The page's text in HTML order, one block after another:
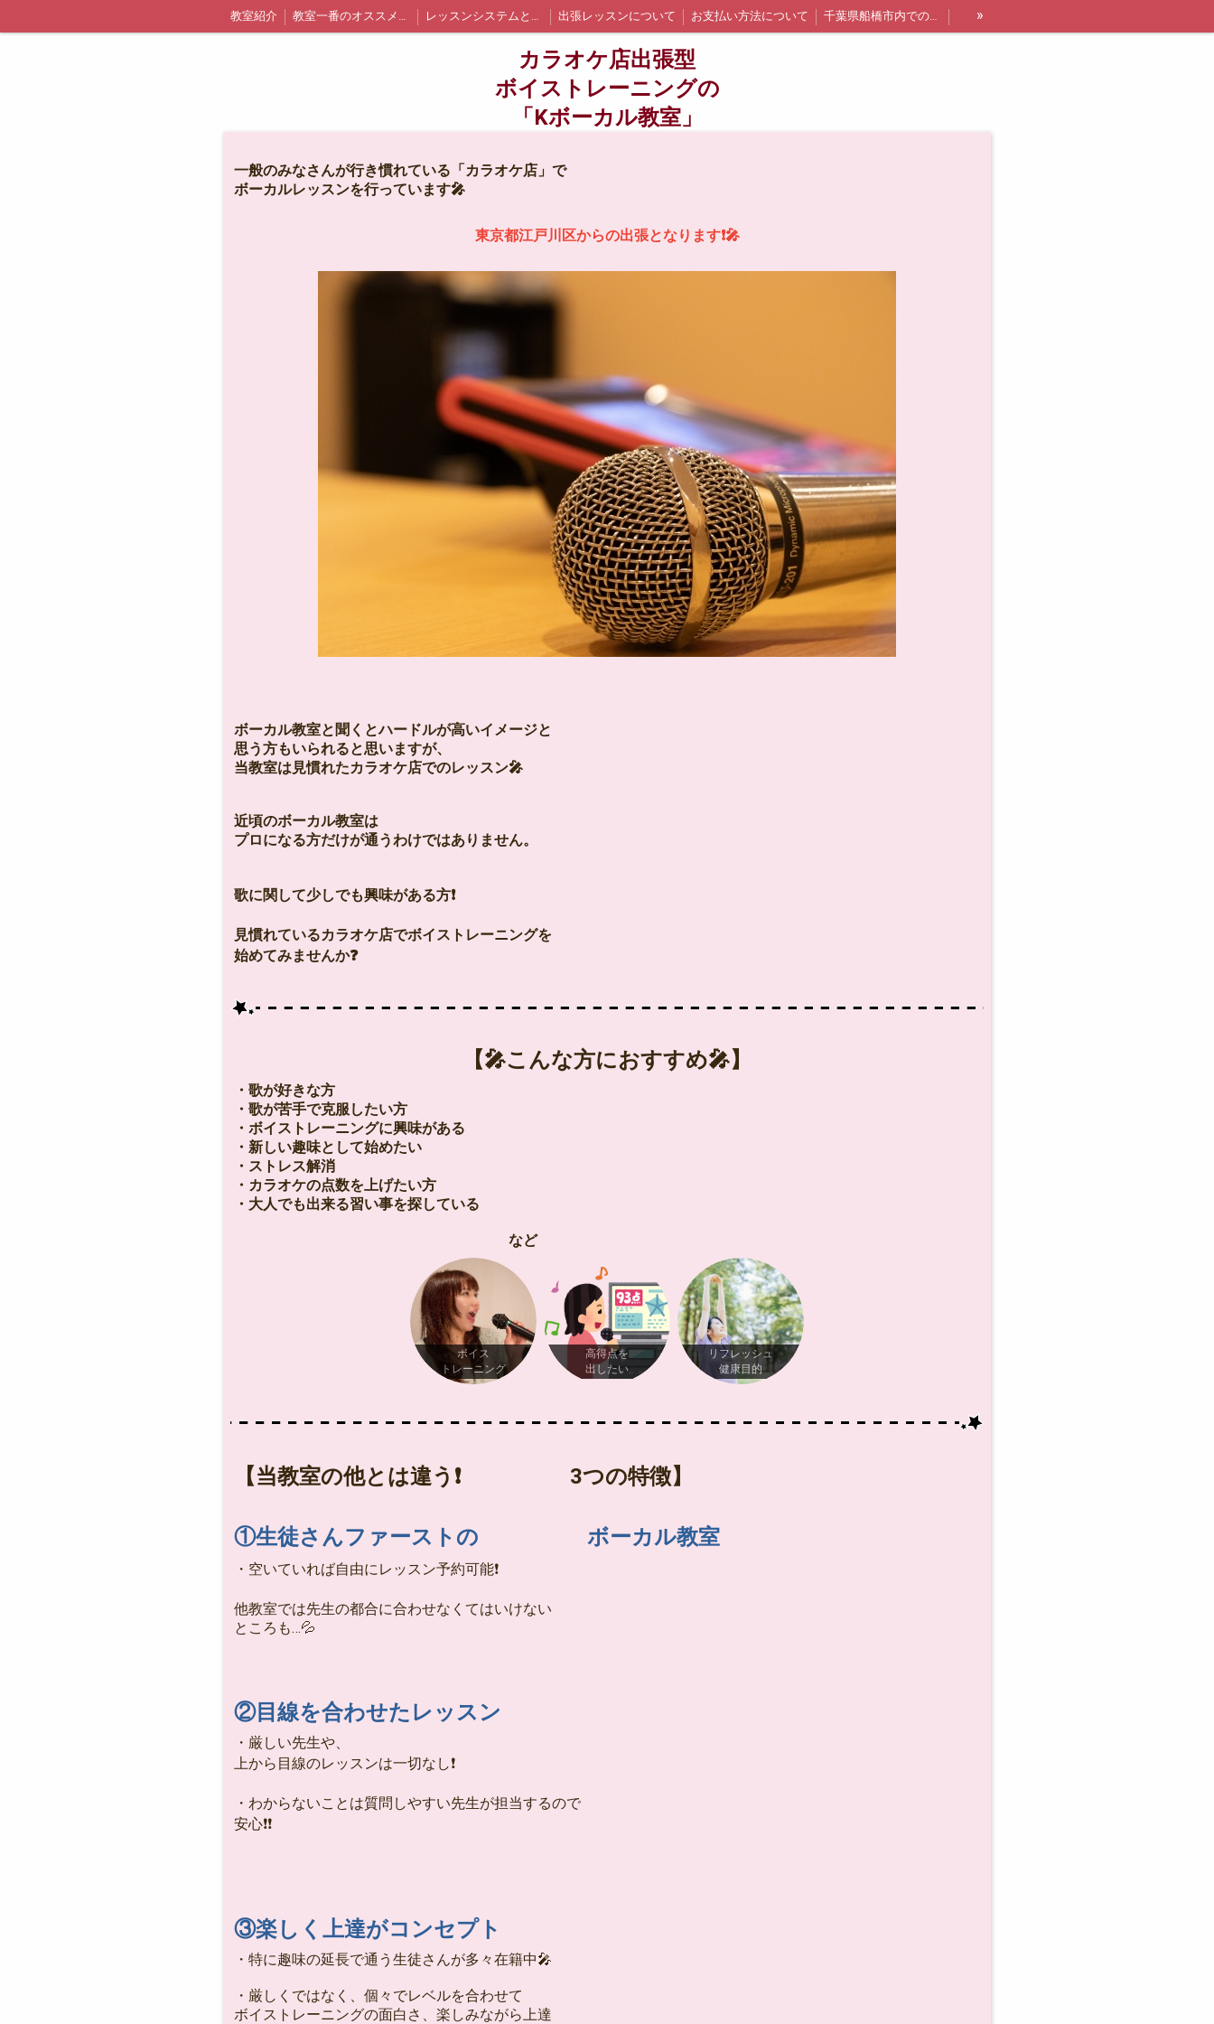
教室紹介 教室一番のオススメポイント レッスンシステムと詳細 出張レッスンについて お支払い方法について 千葉県船橋市内での出張レッスン詳細と料金
生徒さんの声
»
カラオケ店出張型
ボイストレーニングの
「Kボーカル教室」
一般のみなさんが行き慣れている「カラオケ店」で
ボーカルレッスンを行っています🎤
東京都江戸川区からの出張となります❗🎤
ボーカル教室と聞くとハードルが高いイメージと
思う方もいられると思いますが、
当教室は見慣れたカラオケ店でのレッスン🎤
近頃のボーカル教室は
プロになる方だけが通うわけではありません。
歌に関して少しでも興味がある方❗
見慣れているカラオケ店でボイストレーニングを
始めてみませんか❓
【🎤こんな方におすすめ🎤】
・歌が好きな方
・歌が苦手で克服したい方
・ボイストレーニングに興味がある
・新しい趣味として始めたい
・ストレス解消
・カラオケの点数を上げたい方
・大人でも出来る習い事を探している
など
ボイス
トレーニング
高得点を
出したい
リフレッシュ
健康目的
【当教室の他とは違う❗ 3つの特徴】
①生徒さんファーストの ボーカル教室
・空いていれば自由にレッスン予約可能❗
他教室では先生の都合に合わせなくてはいけない
ところも…💦
②目線を合わせたレッスン
・厳しい先生や、
上から目線のレッスンは一切なし❗
・わからないことは質問しやすい先生が担当するので
安心❗❗
③楽しく上達がコンセプト
・特に趣味の延長で通う生徒さんが多々在籍中🎤
・厳しくではなく、個々でレベルを合わせて
ボイストレーニングの面白さ、楽しみながら上達